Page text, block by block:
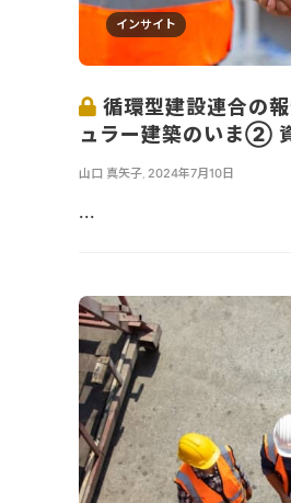
インサイト
循環型建設連合の
ュラー建築のいま②
山口 真矢子 2024年7月10日
...